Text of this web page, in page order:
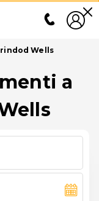
Wells
a